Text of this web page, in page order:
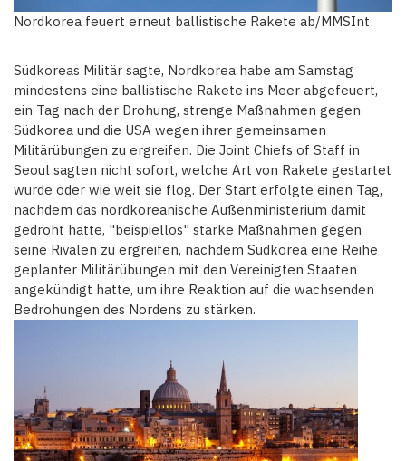
Nordkorea feuert erneut ballistische Rakete ab/MMSInt
Südkoreas Militär sagte, Nordkorea habe am Samstag
mindestens eine ballistische Rakete ins Meer abgefeuert,
ein Tag nach der Drohung, strenge Maßnahmen gegen
Südkorea und die USA wegen ihrer gemeinsamen
Militärübungen zu ergreifen. Die Joint Chiefs of Staff in
Seoul sagten nicht sofort, welche Art von Rakete gestartet
wurde oder wie weit sie flog. Der Start erfolgte einen Tag,
nachdem das nordkoreanische Außenministerium damit
gedroht hatte, "beispiellos" starke Maßnahmen gegen
seine Rivalen zu ergreifen, nachdem Südkorea eine Reihe
geplanter Militärübungen mit den Vereinigten Staaten
angekündigt hatte, um ihre Reaktion auf die wachsenden
Bedrohungen des Nordens zu stärken.